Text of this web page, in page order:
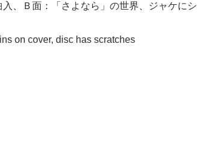
、Ｂ面：「さよなら」の世界、ジャケにシ
on cover, disc has scratches